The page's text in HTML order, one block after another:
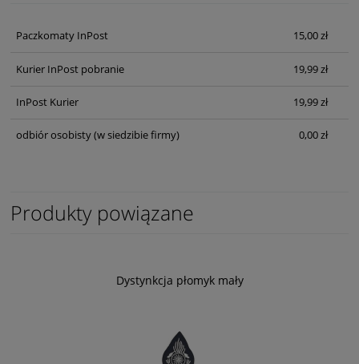
Paczkomaty InPost 15,00 zł
Kurier InPost pobranie 19,99 zł
InPost Kurier 19,99 zł
odbiór osobisty(w siedzibie firmy) 0,00 zł
Produkty powiązane
Dystynkcja płomyk mały